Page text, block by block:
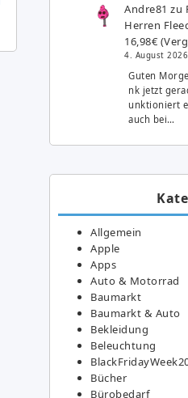
Andre81 zu
Herren
16,98€
4. August 2026
Guten
nk jetzt
unktioniert
auch bei…
Allgemein
Apple
Apps
Auto & Motorrad
Baumarkt
Baumarkt & Auto
Bekleidung
Beleuchtung
Bücher
Bürobedarf